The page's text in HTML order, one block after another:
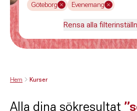
Göteborg Evenemang
Rensa alla
Hem Kurser
Alla dina sökresultat